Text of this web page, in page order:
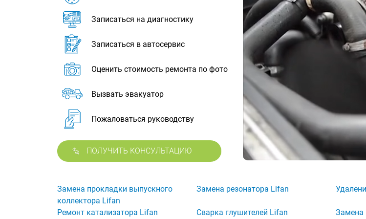
Записаться на диагностику
Записаться в автосервис
Оценить стоимость ремонта по фото
Вызвать эвакуатор
Пожаловаться руководству
ПОЛУЧИТЬ КОНСУЛЬТАЦИЮ
Замена прокладки выпускного
коллектора Lifan
Замена резонатора Lifan
Ремонт катализатора Lifan Сварка глушителей Lifan Замена